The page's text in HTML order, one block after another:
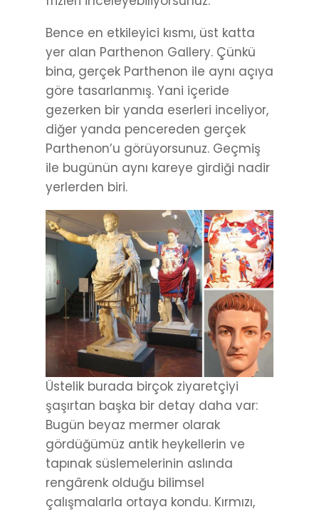
Bence en etkileyici kısmı, üst katta
yer alan Parthenon Gallery. Çünkü
bina, gerçek Parthenon ile aynı açıya
göre tasarlanmış. Yani içeride
gezerken bir yanda eserleri inceliyor,
diğer yanda pencereden gerçek
Parthenon’u görüyorsunuz. Geçmiş
ile bugünün aynı kareye girdiği nadir
yerlerden biri.
Üstelik burada birçok ziyaretçiyi
şaşırtan başka bir detay daha var:
Bugün beyaz mermer olarak
gördüğümüz antik heykellerin ve
tapınak süslemelerinin aslında
rengârenk olduğu bilimsel
çalışmalarla ortaya kondu. Kırmızı,